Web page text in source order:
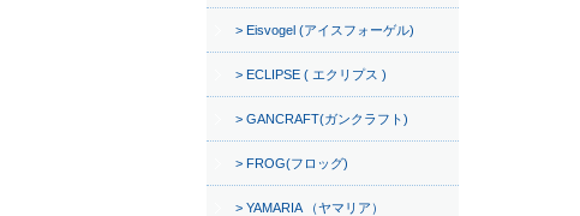
Eisvogel (アイスフォーゲル)
ECLIPSE ( エクリプス )
GANCRAFT(ガンクラフト)
FROG(フロッグ)
YAMARIA （ヤマリア）